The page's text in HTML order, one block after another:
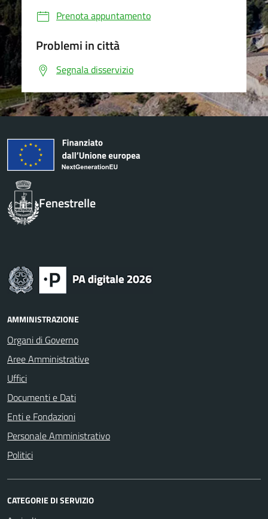
Prenota appuntamento
Problemi in città
Segnala disservizio
Fenestrelle
AMMINISTRAZIONE
Organi di Governo
Aree Amministrative
Uffici
Documenti e Dati
Enti e Fondazioni
Personale Amministrativo
Politici
CATEGORIE DI SERVIZIO